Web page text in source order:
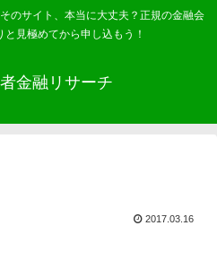
のサイト、本当に大丈夫？正規の金融会
見極めてから申し込もう！
金融リサーチ
2017.03.16